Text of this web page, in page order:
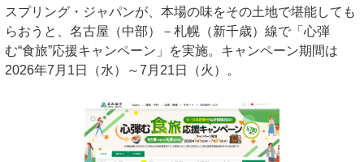
スプリング・ジャパンが、本場の味をその土地で堪能しても
らおうと、名古屋（中部）－札幌（新千歳）線で「心弾
む“食旅”応援キャンペーン」を実施。キャンペーン期間は
2026年7月1日（水）～7月21日（火）。